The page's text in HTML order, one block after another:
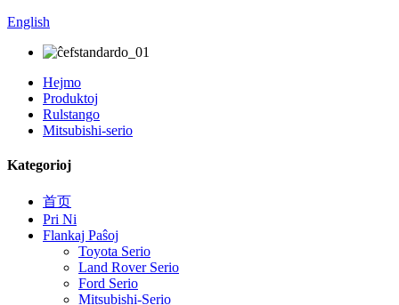
English
Hejmo
Produktoj
Rulstango
Mitsubishi-serio
Kategorioj
首页
Pri Ni
Flankaj Paŝoj
Toyota Serio
Land Rover Serio
Ford Serio
Mitsubishi-Serio